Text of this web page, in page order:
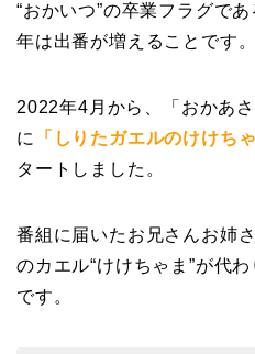
“おかいつ”の卒業フラグで
年は出番が増えることです。
2022年4月から、「おかあ
に
「しりたガエルのけけちゃ
タートしました。
番組に届いたお兄さんお姉
のカエル“けけちゃま”が代
です。